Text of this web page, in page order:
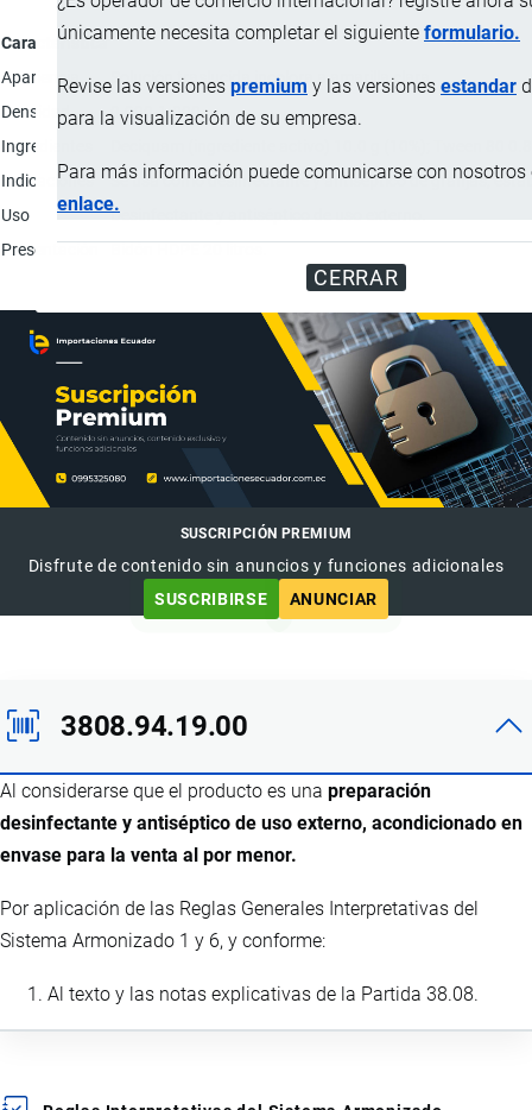
únicamente necesita completar el siguiente formulario.
Revise las versiones premium y las versiones estandar
para la visualización de su empresa.
Para más información puede comunicarse con nosotros
enlace.
CERRAR
Característica
Apariencia
Solución traslucida incolora a amarilla clara.
Densidad
0.990-1.000
Ingredientes
Indicaciones
Se usa como desinfectante y antiséptico de granjas,
Uso
Desinfectante y antiséptico de uso externo.
Presentación
SUSCRIPCIÓN PREMIUM
Disfrute de contenido sin anuncios y funciones adicionales
SUSCRIBIRSE
ANUNCIAR
3808.94.19.00
Al considerarse que el producto es una preparación
desinfectante y antiséptico de uso externo, acondicionado en
envase para la venta al por menor.
Por aplicación de las Reglas Generales Interpretativas del
Sistema Armonizado 1 y 6, y conforme:
Al texto y las notas explicativas de la Partida 38.08.